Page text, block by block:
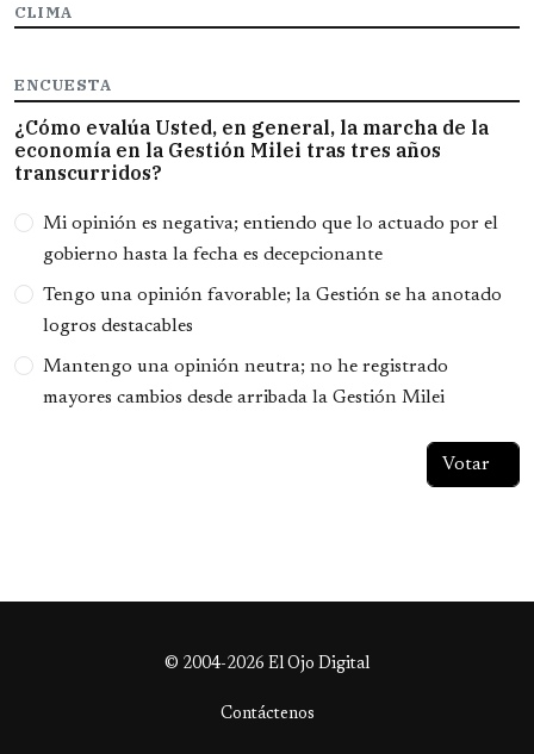
CLIMA
ENCUESTA
¿Cómo evalúa Usted, en general, la marcha de la
economía en la Gestión Milei tras tres años
transcurridos?
Opciones
Mi opinión es negativa; entiendo que lo actuado por el
gobierno hasta la fecha es decepcionante
Tengo una opinión favorable; la Gestión se ha anotado
logros destacables
Mantengo una opinión neutra; no he registrado
mayores cambios desde arribada la Gestión Milei
© 2004-2026 El Ojo Digital
Contáctenos